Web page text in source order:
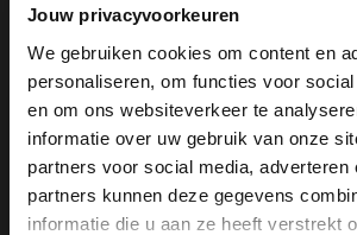
Jouw privacyvoorkeuren
We gebruiken cookies om content en
personaliseren, om functies voor
en om ons websiteverkeer te
informatie over uw gebruik van onze
partners voor social media, adverteren
partners kunnen deze gegevens
informatie die u aan ze heeft verstrekt
9.99
Manfield
19.99
View this website in
It looks like your language isn't
you like to switch to English?